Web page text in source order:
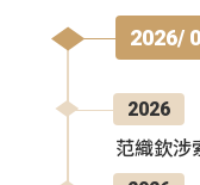
2026/
2026
范織欽涉